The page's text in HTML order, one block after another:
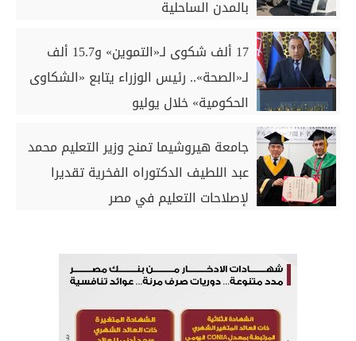
بالمدن الساحلية
17 ألف شكوى لـ«التموين» و15.7 ألف
لـ«الصحة».. رئيس الوزراء يتابع «الشكاوى
الحكومية» خلال يوليو
جامعة هيروشيما تمنح وزير التعليم محمد
عبد اللطيف الدكتوراه الفخرية تقديرا
لإصلاحات التعليم في مصر